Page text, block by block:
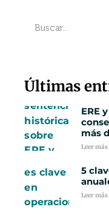
Últimas
ERE
más
Leer más
5
Leer más